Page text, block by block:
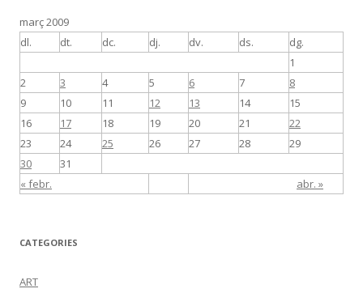
març 2009
dl.
dt. dc. dj. dv. ds. dg.
« febr. abr. »
1
2
3 4 5 6 7
8
9
10 11 12 13 14
15
16
17 18 19 20 21
22
23
24 25 26 27 28
29
30
31
CATEGORIES
ART